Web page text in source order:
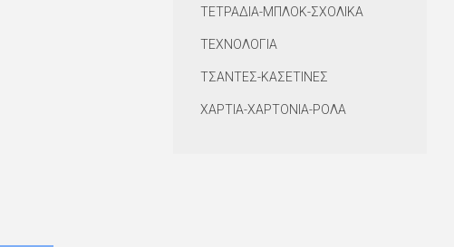
ΤΕΤΡΑΔΙΑ-ΜΠΛΟΚ-ΣΧΟΛΙΚΑ
ΤΕΧΝΟΛΟΓΙΑ
ΤΣΑΝΤΕΣ-ΚΑΣΕΤΙΝΕΣ
ΧΑΡΤΙΑ-ΧΑΡΤΟΝΙΑ-ΡΟΛΑ